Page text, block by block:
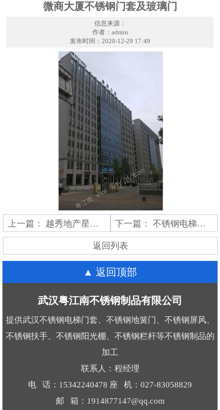
微商大厦不锈钢门套及玻璃门
信息来源：
作者：admin
发布时间：2020-12-29 17:49
上一篇： 越秀地产星汇云锦项目 下一篇：不锈钢电梯门套
返回列表
返回顶部
武汉粤江南不锈钢制品有限公司
提供武汉不锈钢电梯门套、不锈钢地簧门、不锈钢屏风、
不锈钢扶手、不锈钢阳光棚、不锈钢栏杆等不锈钢制品的
加工
联系人：程经理
电 话：15342240478 座 机：027-83058829
邮 箱：1914877147@qq.com